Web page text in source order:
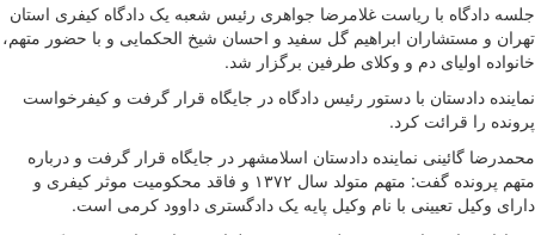
جلسه دادگاه با ریاست غلامرضا جواهری رئیس شعبه یک دادگاه کیفری استان
تهران و مستشاران ابراهیم گل سفید و احسان شیخ الحکمایی و با حضور متهم،
خانواده اولیای دم و وکلای طرفین برگزار شد.
نماینده دادستان با دستور رئیس دادگاه در جایگاه قرار گرفت و کیفرخواست
پرونده را قرائت کرد.
محمدرضا گائینی نماینده دادستان اسلامشهر در جایگاه قرار گرفت و درباره
متهم پرونده گفت: متهم متولد سال ۱۳۷۲ و فاقد محکومیت موثر کیفری و
دارای وکیل تعیینی با نام وکیل پایه یک دادگستری داوود کرمی است.